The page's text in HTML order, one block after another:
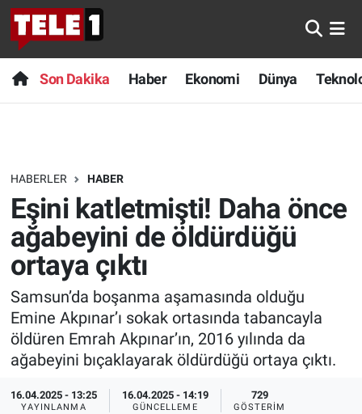
Son Dakika Haber Ekonomi Dünya
HABERLER HABER
Eşini katletmişti! Daha önce
ağabeyini de öldürdüğü
ortaya çıktı
Samsun’da boşanma aşamasında olduğu
Emine Akpınar’ı sokak ortasında tabancayla
öldüren Emrah Akpınar’ın, 2016 yılında da
ağabeyini bıçaklayarak öldürdüğü ortaya çıktı.
16.04.2025 - 13:25
YAYINLANMA
16.04.2025 - 14:19
GÜNCELLEME
729
GÖSTERIM
Anında Manşet
Başka Sohbetler
Bilim turu
Bilim ve Teknoloji Evreni
Doğa Konuşuyor
Dünya
Ege Saati
Ege'den Esintiler
Son Dakika
Haber
Dünya
Teknoloji
Sağlık
Spor
Yayın Akışı
İletişim
Nöbetçi Eczaneler
Hava Durumu
Trafik Durumu
Süper Lig Puan Durumu ve Fikstür
Tüm Manşetler
Son Dakika Haberleri
Haber Arşivi